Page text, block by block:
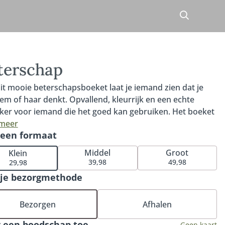
mooie beterschapsboeket laat je iemand zien dat je
of haar denkt. Opvallend, kleurrijk en een echte
voor iemand die het goed kan gebruiken. Het boeket
prachtige roos, mooie gerbera en de opvallende
Ons Beterschap boeket is voor niets één van onze
en perfect om iemand een hart onder de riem te
Tip: bestel een bijpassende vaas of ga voor onze
bonbons of heerlijke chocolade.
formaat
Klein
29,98
Middel
39,98
Groot
49,98
bezorgmethode
Bezorgen Afhalen